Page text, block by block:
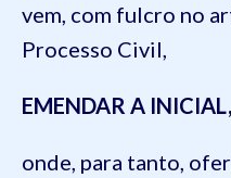
vem, com fulcro no
Processo Civil,
EMENDAR A INICIAL,
onde, para tanto,